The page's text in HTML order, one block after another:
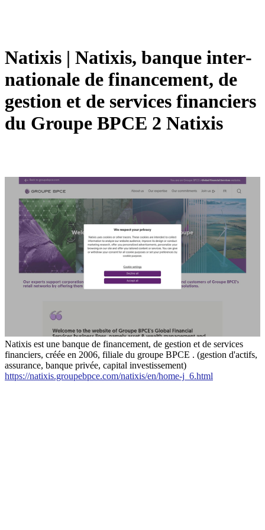
Natixis | Natixis, banque in­ter­
nationa­le de financement, de
gestion et de services financiers
du Groupe BPCE 2 Natixis
Natixis est une banque de financement, de gestion et de services
financiers, créée en 2006, filiale du groupe BPCE . (gestion d'actifs,
assurance, banque privée, capital investissement)
https://natixis.groupebpce.com/natixis/en/home-j_6.html